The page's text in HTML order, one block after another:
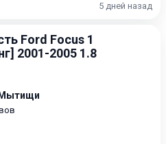
5 дней назад
Ford Focus 1
2001-2005 1.8